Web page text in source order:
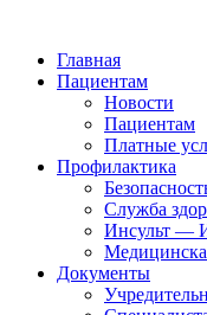
Главная
Пациентам
Новости
Пациентам
Платные
Профилактика
Служба
Инсульт —
Документы